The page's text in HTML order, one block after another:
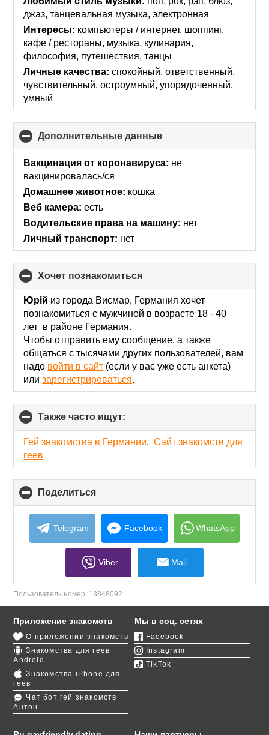
contents
джаз, танцевальная музыка, электронная
Интересы: компьютеры / интернет, шоппинг,
кафе / рестораны, музыка, кулинария,
философия, путешествия, танцы
Личные качества: спокойный, ответственный,
чувствительный, остроумный, упорядоченный,
умный
Дополнительные данные
to
collapse
Вакцинация от коронавируса: не
вакцинировалась/ся
Домашнее животное: кошка
Веб камера: есть
Водительские права на машину: нет
Личный транспорт: нет
хочет познакомиться
to
collapse
contents
Юрій из города Висмар, Германия хочет
познакомиться с мужчиной в возрасте 18 - 40
лет в районе Германия.
Чтобы отправить ему сообщение, а также
общаться с тысячами других пользователей, вам
надо войти в сайт (если у вас уже есть анкета)
илизарегистрироваться.
Также часто ищут:
to
collapse
Гей знакомства в Германии,Сайт знакомств для
геев
Поделиться
to
collapse
contents
Telegram Facebook WhatsApp
Viber Mail
Пользователь номер: 13848092
Приложение знакомств
О приложении знакомств
Знакомства для геев
Android
Знакомства iPhone для
геев
Чат бот гей знакомств
Антон
Мы в соц. сетях
Facebook
Instagram
TikTok